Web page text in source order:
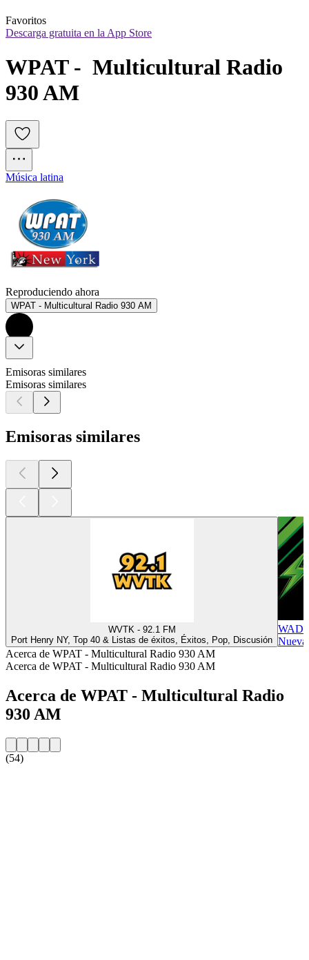
Favoritos
Descarga gratuita en la App Store
WPAT -  Multicultural Radio
930 AM
Música latina
Reproduciendo ahora
WPAT - Multicultural Radio 930 AM
Emisoras similares
Emisoras similares
Emisoras similares
WVTK - 92.1 FM
Port Henry NY, Top 40 & Listas de éxitos, Éxitos, Pop, Discusión
Acerca de WPAT - Multicultural Radio 930 AM
Acerca de WPAT - Multicultural Radio 930 AM
Acerca de WPAT - Multicultural Radio
930 AM
(54)